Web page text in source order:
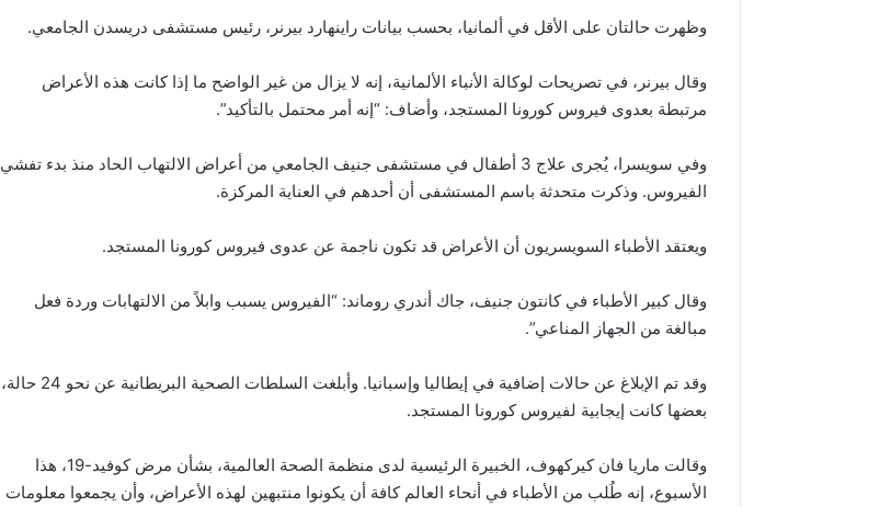
وظهرت حالتان على الأقل في ألمانيا، بحسب بيانات راينهارد بيرنر، رئيس مستشفى دريسدن الجامعي.
وقال بيرنر، في تصريحات لوكالة الأنباء الألمانية، إنه لا يزال من غير الواضح ما إذا كانت هذه الأعراض
مرتبطة بعدوى فيروس كورونا المستجد، وأضاف: “إنه أمر محتمل بالتأكيد”.
وفي سويسرا، يُجرى علاج 3 أطفال في مستشفى جنيف الجامعي من أعراض الالتهاب الحاد منذ بدء تفشي
الفيروس. وذكرت متحدثة باسم المستشفى أن أحدهم في العناية المركزة.
ويعتقد الأطباء السويسريون أن الأعراض قد تكون ناجمة عن عدوى فيروس كورونا المستجد.
وقال كبير الأطباء في كانتون جنيف، جاك أندري روماند: “الفيروس يسبب وابلاً من الالتهابات وردة فعل
مبالغة من الجهاز المناعي”.
وقد تم الإبلاغ عن حالات إضافية في إيطاليا وإسبانيا. وأبلغت السلطات الصحية البريطانية عن نحو 24 حالة،
بعضها كانت إيجابية لفيروس كورونا المستجد.
وقالت ماريا فان كيركهوف، الخبيرة الرئيسية لدى منظمة الصحة العالمية، بشأن مرض كوفيد-19، هذا
الأسبوع، إنه طُلب من الأطباء في أنحاء العالم كافة أن يكونوا منتبهين لهذه الأعراض، وأن يجمعوا معلومات